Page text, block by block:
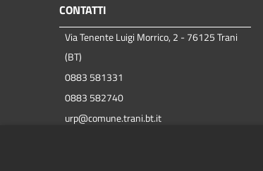
CONTATTI
Via Tenente Luigi Morrico, 2 - 76125 Trani
(BT)
0883 581331
0883 582740
urp@comune.trani.bt.it